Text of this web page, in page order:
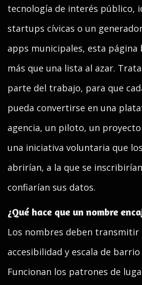
tecnología de interés público,
startups cívicas o un
apps municipales, esta página
más que una lista al azar.
parte del trabajo, para que
pueda convertirse en una
agencia, un piloto, un
una iniciativa voluntaria que
abrirían, a la que se
confiarían sus datos.
¿Qué hace que un nombre
Los nombres deben transmitir
accesibilidad y escala de
Funcionan los patrones de